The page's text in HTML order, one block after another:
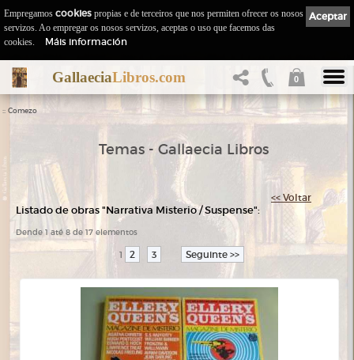
GallaeciaLibros.com 0
:: Comezo
Temas - Gallaecia Libros
<< Voltar
Listado de obras "Narrativa Misterio / Suspense":
Dende 1 até 8 de 17 elementos
1 2 3 Seguinte >>
Aceptar
Empregamos cookies propias e de terceiros que nos permiten ofrecer os nosos
servizos. Ao empregar os nosos servizos, aceptas o uso que facemos das
cookies.
Máis información